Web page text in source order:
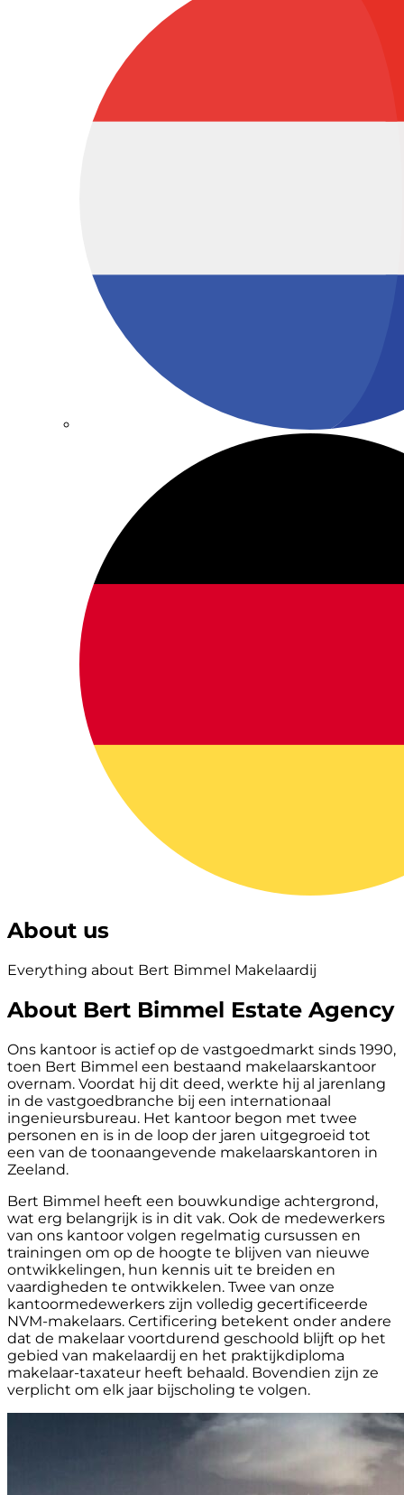
About us
Everything about Bert Bimmel Makelaardij
About Bert Bimmel Estate Agency
Ons kantoor is actief op de vastgoedmarkt sinds 1990,
toen Bert Bimmel een bestaand makelaarskantoor
overnam. Voordat hij dit deed, werkte hij al jarenlang
in de vastgoedbranche bij een internationaal
ingenieursbureau. Het kantoor begon met twee
personen en is in de loop der jaren uitgegroeid tot
een van de toonaangevende makelaarskantoren in
Zeeland.
Bert Bimmel heeft een bouwkundige achtergrond,
wat erg belangrijk is in dit vak. Ook de medewerkers
van ons kantoor volgen regelmatig cursussen en
trainingen om op de hoogte te blijven van nieuwe
ontwikkelingen, hun kennis uit te breiden en
vaardigheden te ontwikkelen. Twee van onze
kantoormedewerkers zijn volledig gecertificeerde
NVM-makelaars. Certificering betekent onder andere
dat de makelaar voortdurend geschoold blijft op het
gebied van makelaardij en het praktijkdiploma
makelaar-taxateur heeft behaald. Bovendien zijn ze
verplicht om elk jaar bijscholing te volgen.